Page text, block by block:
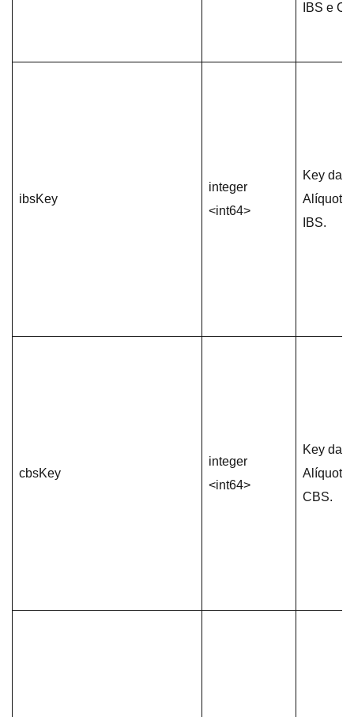
IBS e
ibsKey
integer
<int64>
Key da
Alíquota
IBS.
cbsKey
integer
<int64>
Key da
Alíquota
CBS.